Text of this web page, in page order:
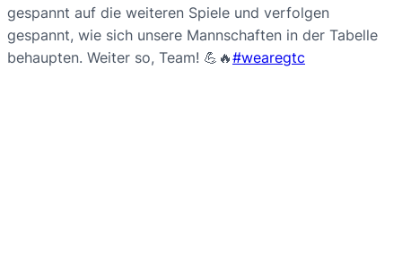
gespannt auf die weiteren Spiele und verfolgen
gespannt, wie sich unsere Mannschaften in der Tabelle
behaupten. Weiter so, Team! 💪🔥#wearegtc